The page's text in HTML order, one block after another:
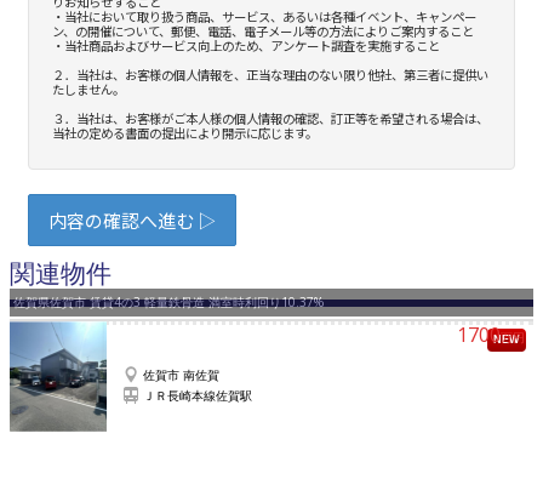
関連物件
NEW
佐賀県佐賀市 賃貸4の3 軽量鉄骨造 満室時利回り10.37%
1700万円
佐賀市 南佐賀
ＪＲ長崎本線佐賀駅